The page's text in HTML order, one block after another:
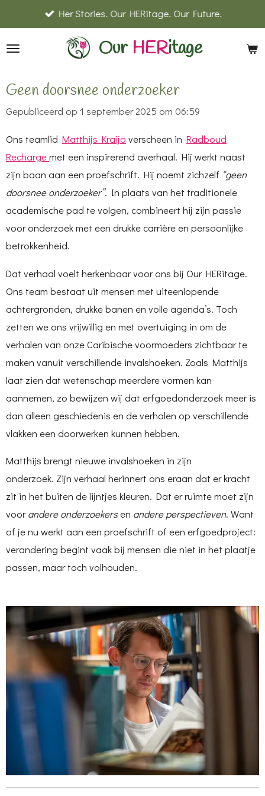
direct
naar
hoofdinhoud
Our HERitage
Her Stories. Our HERitage. Our Future.
Geen doorsnee onderzoeker
Gepubliceerd op 1 september 2025 om 06:59
Ons teamlid Matthijs Kraijo verscheen in Radboud
Rechargemet een inspirerend averhaal. Hij werkt naast
zijn baan aan een proefschrift. Hij noemt zichzelf “geen
doorsnee onderzoeker”. In plaats van het traditionele
academische pad te volgen, combineert hij zijn passie
voor onderzoek met een drukke carrière en persoonlijke
betrokkenheid.
Dat verhaal voelt herkenbaar voor ons bij Our HERitage.
Ons team bestaat uit mensen met uiteenlopende
achtergronden, drukke banen en volle agenda’s. Toch
zetten we ons vrijwillig en met overtuiging in om de
verhalen van onze Caribische voormoeders zichtbaar te
maken vanuit verschillende invalshoeken. Zoals Matthijs
laat zien dat wetenschap meerdere vormen kan
aannemen, zo bewijzen wij dat erfgoedonderzoek meer is
dan alleen geschiedenis en de verhalen op verschillende
vlakken een doorwerken kunnen hebben.
Matthijs brengt nieuwe invalshoeken in zijn
onderzoek. Zijn verhaal herinnert ons eraan dat er kracht
zit in het buiten de lijntjes kleuren. Dat er ruimte moet zijn
voorandere onderzoekersen andere perspectieven. Want
of je nu werkt aan een proefschrift of een erfgoedproject:
verandering begint vaak bij mensen die niet in het plaatje
passen, maar toch volhouden.